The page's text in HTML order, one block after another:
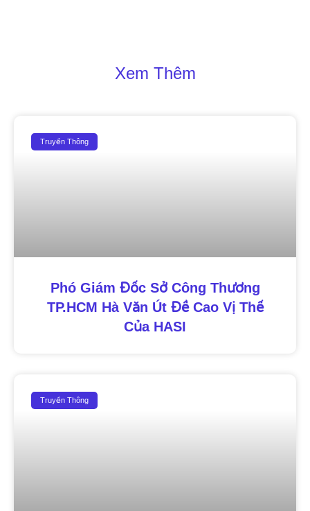
Xem Thêm
Truyền Thông
Phó Giám Đốc Sở Công Thương
TP.HCM Hà Văn Út Đề Cao Vị Thế
Của HASI
Truyền Thông